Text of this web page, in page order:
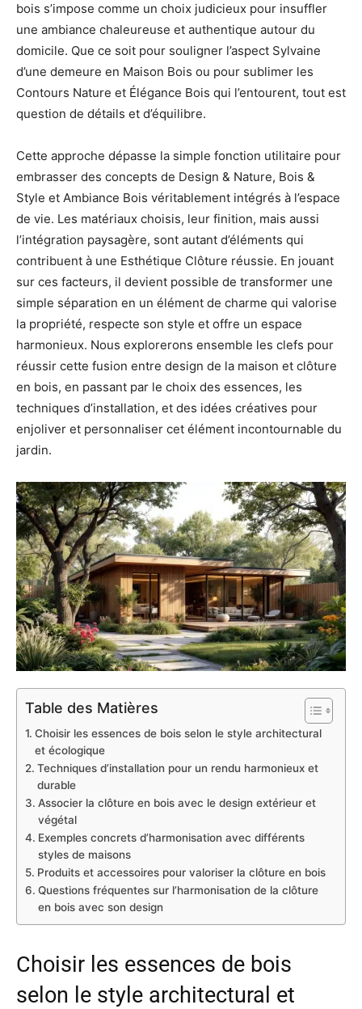
bois s’impose comme un choix judicieux pour insuffler
une ambiance chaleureuse et authentique autour du
domicile. Que ce soit pour souligner l’aspect Sylvaine
d’une demeure en Maison Bois ou pour sublimer les
Contours Nature et Élégance Bois qui l’entourent, tout est
question de détails et d’équilibre.
Cette approche dépasse la simple fonction utilitaire pour
embrasser des concepts de Design & Nature, Bois &
Style et Ambiance Bois véritablement intégrés à l’espace
de vie. Les matériaux choisis, leur finition, mais aussi
l’intégration paysagère, sont autant d’éléments qui
contribuent à une Esthétique Clôture réussie. En jouant
sur ces facteurs, il devient possible de transformer une
simple séparation en un élément de charme qui valorise
la propriété, respecte son style et offre un espace
harmonieux. Nous explorerons ensemble les clefs pour
réussir cette fusion entre design de la maison et clôture
en bois, en passant par le choix des essences, les
techniques d’installation, et des idées créatives pour
enjoliver et personnaliser cet élément incontournable du
jardin.
Table des Matières
Choisir les essences de bois selon le style architectural
et écologique
Techniques d’installation pour un rendu harmonieux et
durable
Associer la clôture en bois avec le design extérieur et
végétal
Exemples concrets d’harmonisation avec différents
styles de maisons
Produits et accessoires pour valoriser la clôture en bois
Questions fréquentes sur l’harmonisation de la clôture
en bois avec son design
Choisir les essences de bois
selon le style architectural et